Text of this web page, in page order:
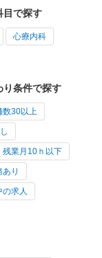
目で探す
心療内科
り条件で探す
数30以上
残業月10ｈ以下
り
の求人